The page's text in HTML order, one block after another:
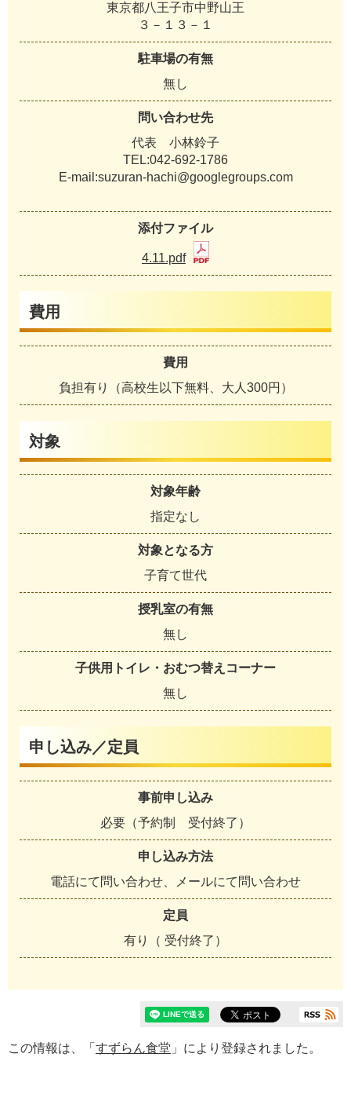
東京都八王子市中野山王
３－１３－１
駐車場の有無
無し
問い合わせ先
代表 小林鈴子
TEL:042-692-1786
E-mail:suzuran-hachi@googlegroups.com
添付ファイル
4.11.pdf
費用
費用
負担有り（高校生以下無料、大人300円）
対象
対象年齢
指定なし
対象となる方
子育て世代
授乳室の有無
無し
子供用トイレ・おむつ替えコーナー
無し
申し込み／定員
事前申し込み
必要（予約制 受付終了）
申し込み方法
電話にて問い合わせ、メールにて問い合わせ
定員
有り（ 受付終了）
この情報は、「 すずらん食堂 」により登録されました。